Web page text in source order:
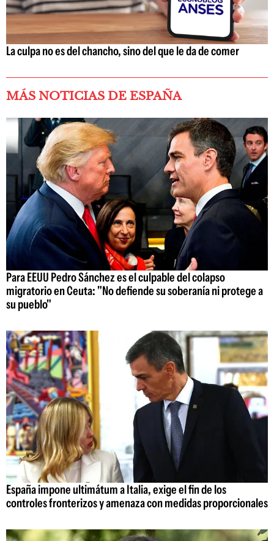
La culpa no es del chancho, sino del que le da de comer
MÁS NOTICIAS DE ESPAÑA
Para EEUU Pedro Sánchez es el culpable del colapso
migratorio en Ceuta: "No defiende su soberanía ni protege a
su pueblo"
España impone ultimátum a Italia, exige el fin de los
controles fronterizos y amenaza con medidas proporcionales